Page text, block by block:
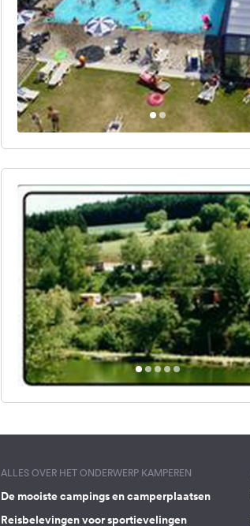
ALLES OVER HET ONDERWERP KAMPEREN
De mooiste campings en camperplaatsen
Reisbelevingen voor sportievelingen